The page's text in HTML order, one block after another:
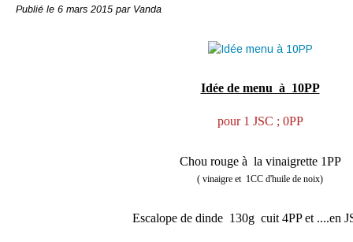
Publié le 6 mars 2015 par Vanda
Idée de menu à 10PP
pour 1 JSC ; 0PP
Chou rouge à la vinaigrette 1PP
( vinaigre et 1CC d'huile de noix)
Escalope de dinde 130g cuit 4PP et ....en